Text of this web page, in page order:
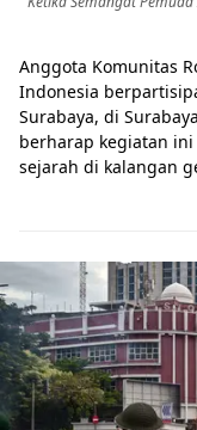
Anggota Komunitas
Indonesia
Surabaya, di
berharap kegiatan
sejarah di kalangan